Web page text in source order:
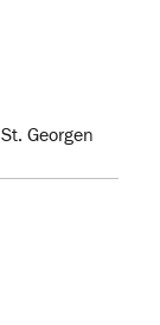
St. Georgen